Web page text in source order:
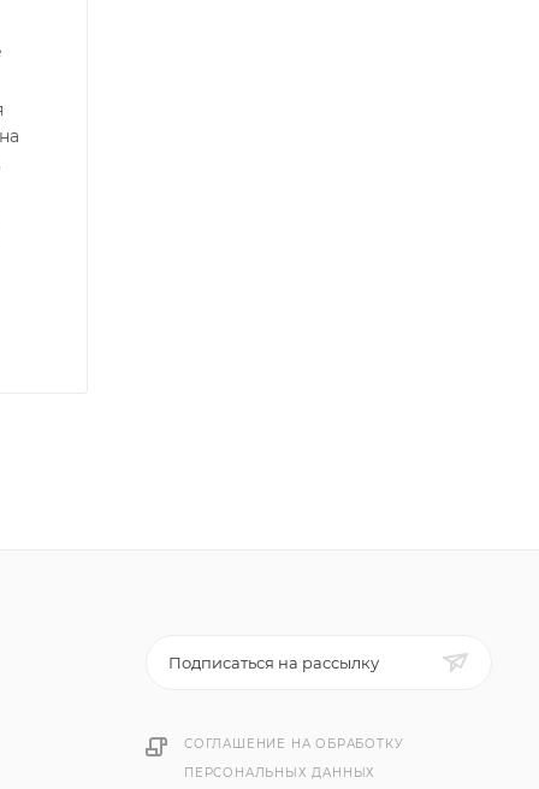
Подписаться на рассылку
СОГЛАШЕНИЕ НА ОБРАБОТКУ
ПЕРСОНАЛЬНЫХ ДАННЫХ